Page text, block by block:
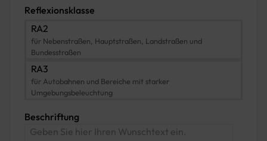
550 x 2000
600 x 2000
600 x 2750
700 x 2500
700 x 2750
Reflexionsklasse
RA2
für Nebenstraßen, Hauptstraßen, Landstraßen und
Bundesstraßen
RA3
für Autobahnen und Bereiche mit starker
Umgebungsbeleuchtung
Beschriftung